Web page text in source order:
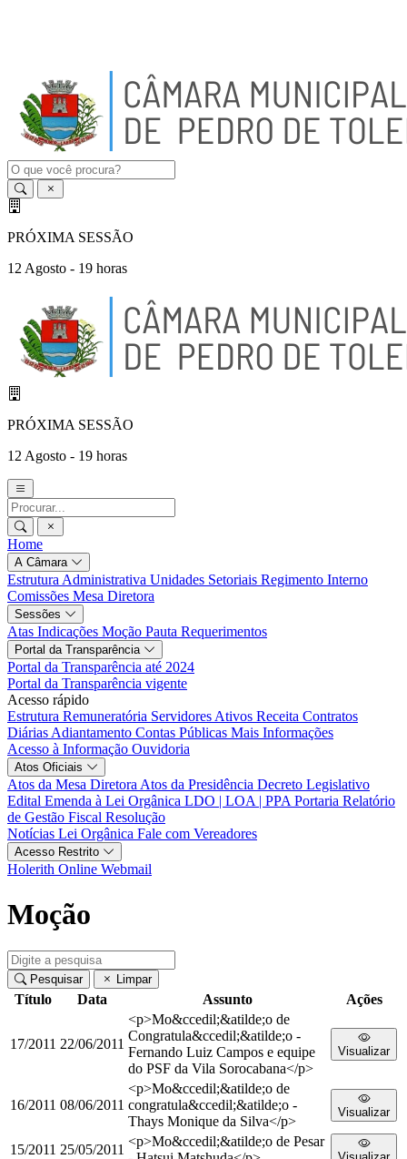
PRÓXIMA SESSÃO
12 Agosto - 19 horas
PRÓXIMA SESSÃO
12 Agosto - 19 horas
Home
A Câmara
Estrutura Administrativa Unidades Setoriais Regimento Interno
Comissões Mesa Diretora
Sessões
Atas Indicações Moção Pauta Requerimentos
Portal da Transparência
Portal da Transparência até 2024
Portal da Transparência vigente
Acesso rápido
Estrutura Remuneratória Servidores Ativos Receita Contratos
Diárias Adiantamento Contas Públicas Mais Informações
Acesso à Informação Ouvidoria
Atos Oficiais
Atos da Mesa Diretora Atos da Presidência Decreto Legislativo
Edital Emenda à Lei Orgânica LDO | LOA | PPA Portaria Relatório
de Gestão Fiscal Resolução
Notícias Lei Orgânica Fale com Vereadores
Acesso Restrito
Holerith Online Webmail
Moção
Pesquisar Limpar
Título Data Assunto Ações
17/2011 22/06/2011
<p>Mo&ccedil;&atilde;o de
Congratula&ccedil;&atilde;o -
Fernando Luiz Campos e equipe
do PSF da Vila Sorocabana</p>
Visualizar
16/2011 08/06/2011
<p>Mo&ccedil;&atilde;o de
congratula&ccedil;&atilde;o -
Thays Monique da Silva</p>
Visualizar
15/2011 25/05/2011
<p>Mo&ccedil;&atilde;o de Pesar